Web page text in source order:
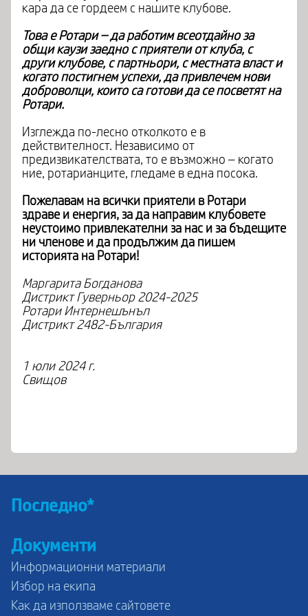
кара да се гордеем с нашите клубове.
Това е Ротари – да работим всеотдайно за
общи каузи заедно с приятели от клуба, с
други клубове, с партньори, с местната власт и
когато постигнем успехи, да привлечем нови
доброволци, които са готови да се посветят на
Ротари.
Изглежда по-лесно отколкото е в
действителност. Независимо от
предизвикателствата, то е възможно – когато
ние, ротарианците, гледаме в една посока.
Пожелавам на всички приятели в Ротари
здраве и енергия, за да направим клубовете
неустоимо привлекателни за нас и за бъдещите
ни членове и да продължим да пишем
историята на Ротари!
Маргарита Богданова
Дистрикт Гуверньор 2024-2025
Ротари Интернешънъл
Дистрикт 2482-България
1 юли 2024 г.
Свищов
Последно*
Документи
Информационни материали
Избор на екипа
Как да използваме сайтовете